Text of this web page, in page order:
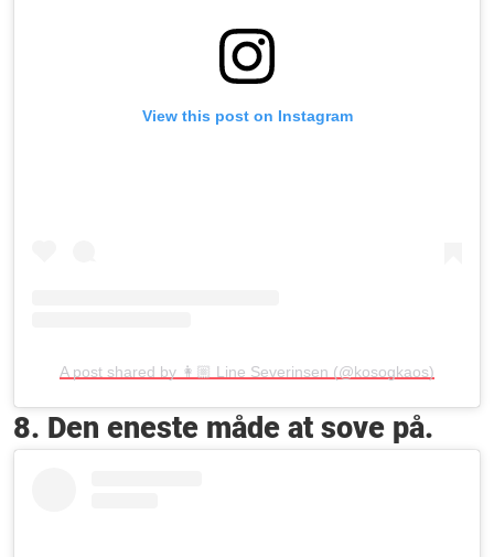
View this post on Instagram
A post shared by 👩🏼 Line Severinsen (@kosogkaos)
8. Den eneste måde at sove på.